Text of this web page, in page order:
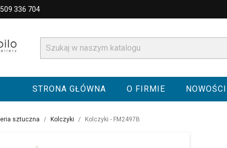
336 704
STRONA GŁÓWNA O FIRMIE NOWOŚCI
sztuczna Kolczyki Kolczyki - FM2497B